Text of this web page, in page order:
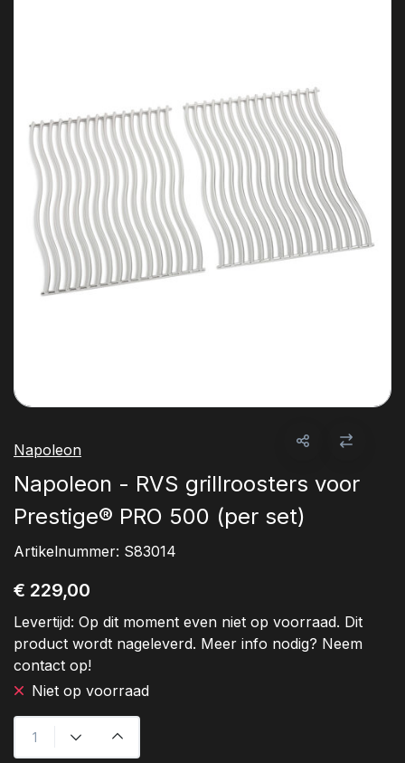
Napoleon
Napoleon - RVS grillroosters voor
Prestige® PRO 500 (per set)
Artikelnummer: S83014
€ 229,00
Levertijd: Op dit moment even niet op voorraad. Dit
product wordt nageleverd. Meer info nodig? Neem
contact op!
Niet op voorraad